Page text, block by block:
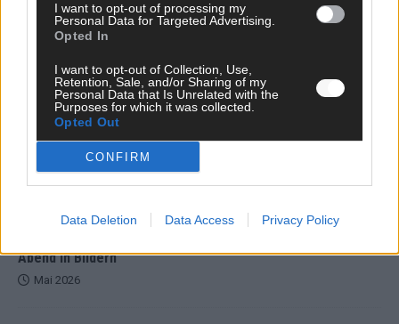
I want to opt-out of processing my
Personal Data for Targeted Advertising.
Opted In
I want to opt-out of Collection, Use,
Retention, Sale, and/or Sharing of my
Personal Data that Is Unrelated with the
Purposes for which it was collected.
Opted Out
CONFIRM
Data Deletion Data Access Privacy Policy
ESC-Halbfinale 2: Das sagen die Wettquoten – vier sicher,
Mai 2026
KOMMENTAR
Wer zahlt, steht im Finale – ist das beim ESC wirklich fair?
Mai 2026
Abend in Bildern
Mai 2026